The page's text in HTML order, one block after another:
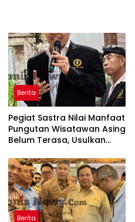
Berita
Pegiat Sastra Nilai Manfaat
Pungutan Wisatawan Asing
Belum Terasa, Usulkan
Digital Dana PWA
Berita